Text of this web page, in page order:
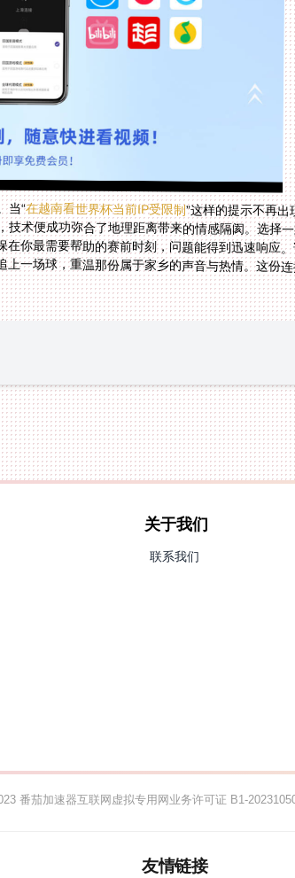
当“在越南看世界杯当前IP受限制”这样的提示不再出
加拿大也能无障碍聆听央视频里那激动人心的中文解说时，技术便成功弥合了地理
时售后保障和专业技术支持团队的工具至关重要，它能确保在你最需要帮助的赛前
我们追求的不过是在异国他乡，也能简单、安全、畅快地追上一场球，重温那份属
关于我们
联系我们
番茄加速器互联网虚拟专用网业务许可证 B1-
友情链接